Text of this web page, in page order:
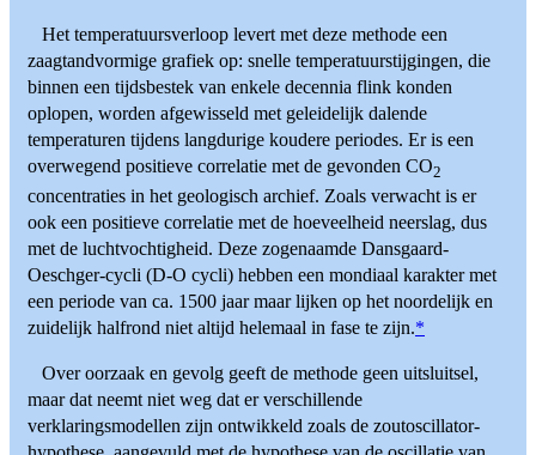
Het temperatuursverloop levert met deze methode een
zaagtandvormige grafiek op: snelle temperatuurstijgingen, die
binnen een tijdsbestek van enkele decennia flink konden
oplopen, worden afgewisseld met geleidelijk dalende
temperaturen tijdens langdurige koudere periodes. Er is een
overwegend positieve correlatie met de gevonden CO2
concentraties in het geologisch archief. Zoals verwacht is er
ook een positieve correlatie met de hoeveelheid neerslag, dus
met de luchtvochtigheid. Deze zogenaamde Dansgaard-
Oeschger-cycli (D-O cycli) hebben een mondiaal karakter met
een periode van ca. 1500 jaar maar lijken op het noordelijk en
zuidelijk halfrond niet altijd helemaal in fase te zijn.*
Over oorzaak en gevolg geeft de methode geen uitsluitsel,
maar dat neemt niet weg dat er verschillende
verklaringsmodellen zijn ontwikkeld zoals de zoutoscillator-